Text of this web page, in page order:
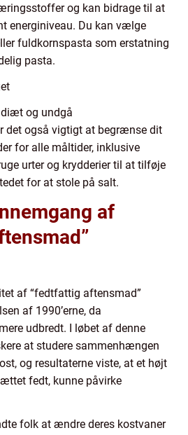
og kan bidrage til at
energiniveau. Du kan vælge
fuldkornspasta som erstatning
pasta.
diæt og undgå
det også vigtigt at begrænse dit
for alle måltider, inklusive
urter og krydderier til at tilføje
for at stole på salt.
af
af “fedtfattig aftensmad”
af 1990’erne, da
udbredt. I løbet af denne
at studere sammenhængen
og resultaterne viste, at et højt
fedt, kunne påvirke
folk at ændre deres kostvaner